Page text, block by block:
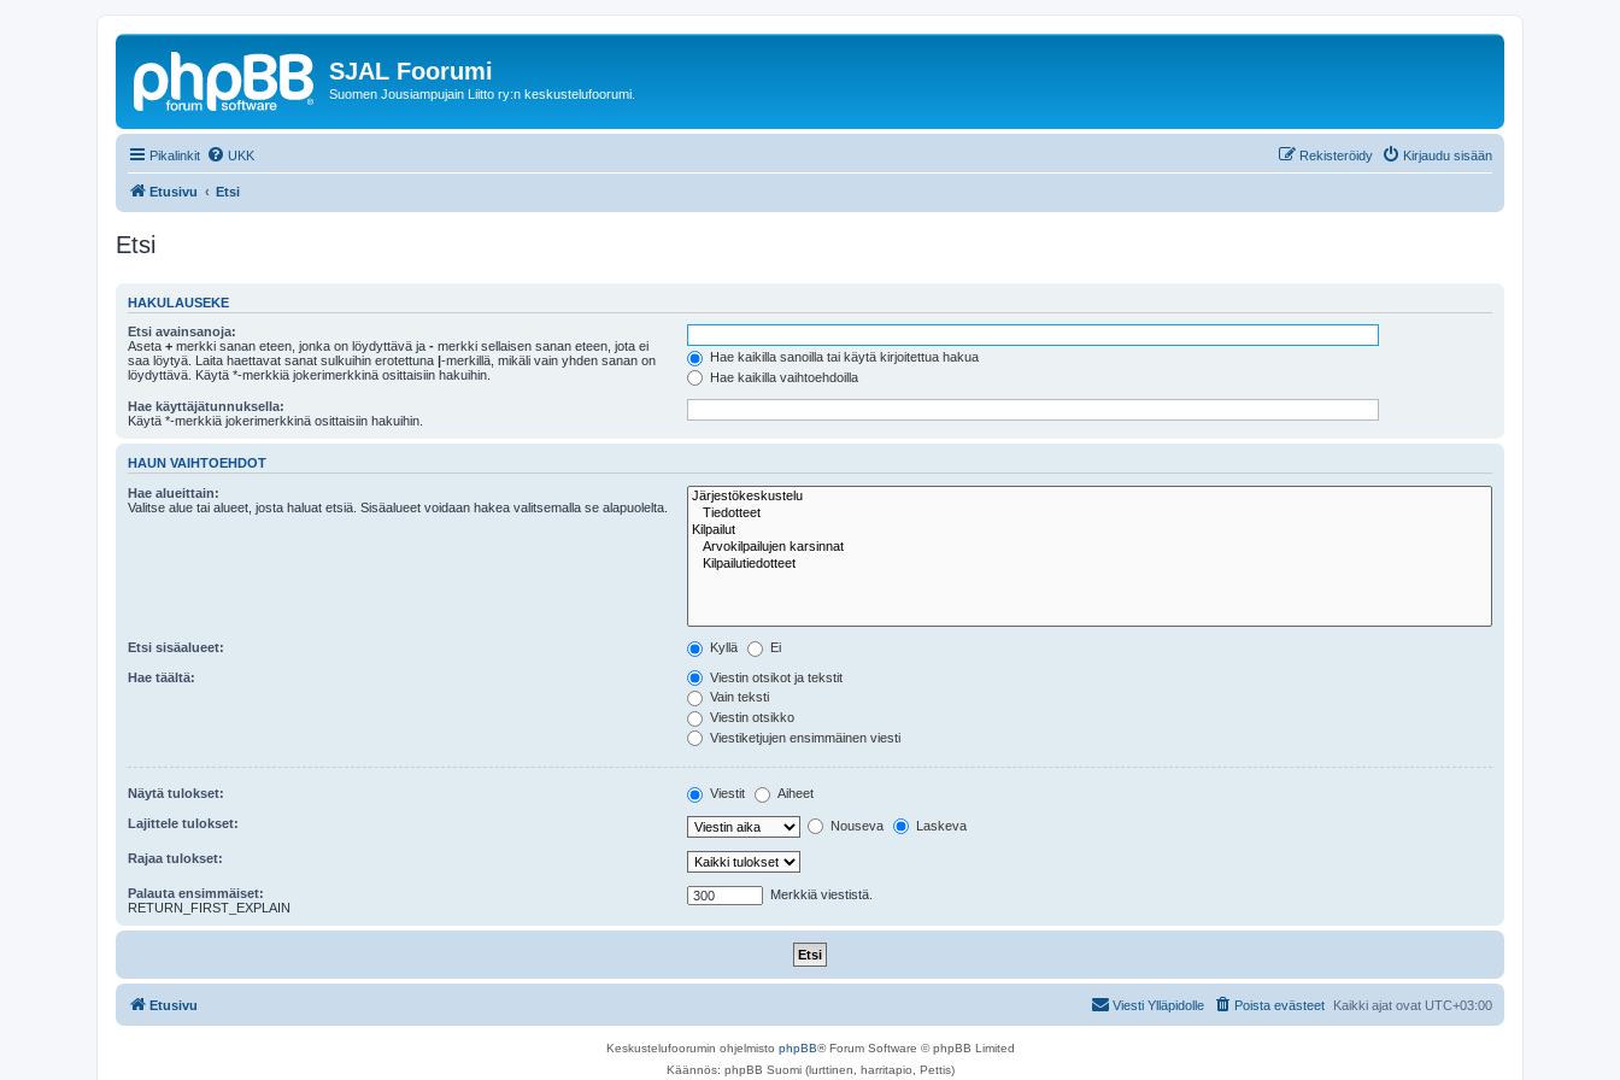
SJAL Foorumi
Suomen Jousiampujain Liitto ry:n keskustelufoorumi.
Pikalinkit UKK Kirjaudu sisään
Rekisteröidy
Etusivu Etsi
Etsi
HAKULAUSEKE
Etsi avainsanoja:
Aseta + merkki sanan eteen, jonka on löydyttävä ja - merkki sellaisen sanan eteen, jota ei
saa löytyä. Laita haettavat sanat sulkuihin erotettuna |-merkillä, mikäli vain yhden sanan on
löydyttävä. Käytä *-merkkiä jokerimerkkinä osittaisiin hakuihin.
Hae kaikilla sanoilla tai käytä kirjoitettua hakua
Hae kaikilla vaihtoehdoilla
Hae käyttäjätunnuksella:
Käytä *-merkkiä jokerimerkkinä osittaisiin hakuihin.
HAUN VAIHTOEHDOT
Hae alueittain:
Valitse alue tai alueet, josta haluat etsiä. Sisäalueet voidaan hakea valitsemalla se alapuolelta.
Etsi sisäalueet: Kyllä Ei
Hae täältä:
Viestin otsikot ja tekstit
Vain teksti
Viestin otsikko
Viestiketjujen ensimmäinen viesti
Näytä tulokset: Viestit Aiheet
Lajittele tulokset: Nouseva Laskeva
Rajaa tulokset:
Palauta ensimmäiset:
RETURN_FIRST_EXPLAIN
Merkkiä viestistä.
Etusivu Kaikki ajat ovat UTC+03:00
Poista evästeet
Viesti Ylläpidolle
Keskustelufoorumin ohjelmisto phpBB® Forum Software © phpBB Limited
Käännös: phpBB Suomi (lurttinen, harritapio, Pettis)